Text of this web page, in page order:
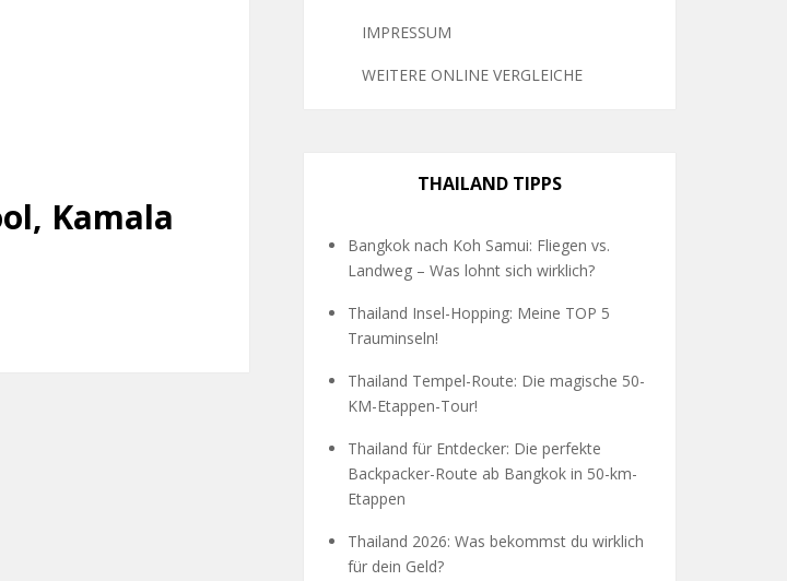
Kamala
IMPRESSUM
WEITERE ONLINE VERGLEICHE
THAILAND TIPPS
Bangkok nach Koh Samui: Fliegen vs.
Landweg – Was lohnt sich wirklich?
Thailand Insel-Hopping: Meine TOP 5
Trauminseln!
Thailand Tempel-Route: Die magische 50-
KM-Etappen-Tour!
Thailand für Entdecker: Die perfekte
Backpacker-Route ab Bangkok in 50-km-
Etappen
Thailand 2026: Was bekommst du wirklich
für dein Geld?